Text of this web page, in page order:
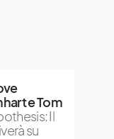
e Tom
Il
su